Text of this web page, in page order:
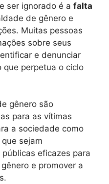
ser ignorado é a falta
de gênero e
Muitas pessoas
sobre seus
e denunciar
que perpetua o ciclo
gênero são
para as vítimas
a sociedade como
sejam
eficazes para
e promover a